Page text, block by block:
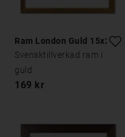
Ram London Guld 15x21
Svensktillverkad ram i
guld
169 kr